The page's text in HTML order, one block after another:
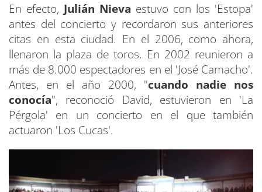
En efecto, Julián Nieva estuvo con los 'Estopa'
antes del concierto y recordaron sus anteriores
citas en esta ciudad. En el 2006, como ahora,
llenaron la plaza de toros. En 2002 reunieron a
más de 8.000 espectadores en el 'José Camacho'.
Antes, en el año 2000, "cuando nadie nos
conocía", reconoció David, estuvieron en 'La
Pérgola' en un concierto en el que también
actuaron 'Los Cucas'.